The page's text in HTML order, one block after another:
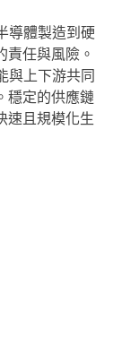
導體製造到硬
任與風險。
與上下游共同
穩定的供應鏈
速且規模化生